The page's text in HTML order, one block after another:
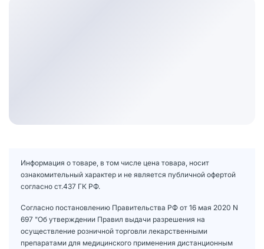
Информация о товаре, в том числе цена товара, носит
ознакомительный характер и не является публичной офертой
согласно ст.437 ГК РФ.
Согласно постановлению Правительства РФ от 16 мая 2020 N
697 "Об утверждении Правил выдачи разрешения на
осуществление розничной торговли лекарственными
препаратами для медицинского применения дистанционным